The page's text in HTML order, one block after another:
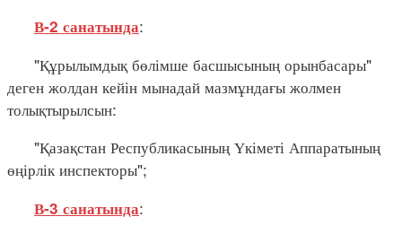
В-2 санатында:
"Құрылымдық бөлімше басшысының орынбасары"
деген жолдан кейін мынадай мазмұндағы жолмен
толықтырылсын:
"Қазақстан Республикасының Үкіметі Аппаратының
өңірлік инспекторы";
В-3 санатында: